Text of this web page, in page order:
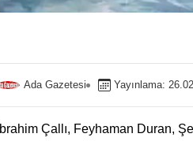
Ada Gazetesi Yayınlama:
İbrahim Çallı, Feyhaman Duran,